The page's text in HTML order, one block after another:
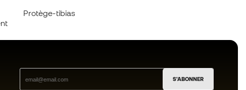
Protège-tibias
S'ABONNER